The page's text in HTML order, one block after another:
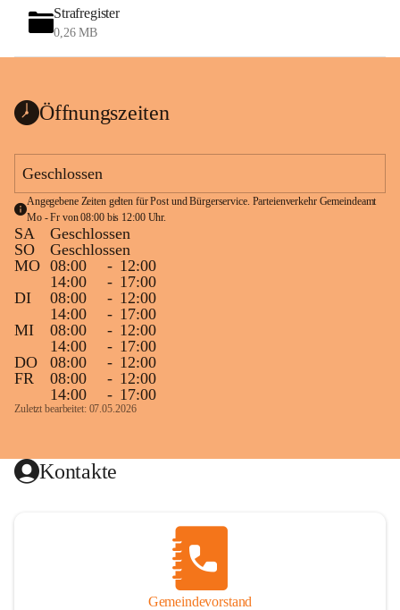
Strafregister
0,26 MB
Öffnungszeiten
Geschlossen
Angegebene Zeiten gelten für Post und Bürgerservice. Parteienverkehr Gemeindeamt
Mo - Fr von 08:00 bis 12:00 Uhr.
SA
Geschlossen
SO
Geschlossen
MO 08:00 - 12:00
14:00
- 17:00
DI
08:00 - 12:00
14:00
- 17:00
MI
08:00 - 12:00
14:00
- 17:00
DO
08:00 - 12:00
FR
08:00 - 12:00
14:00
- 17:00
Zuletzt bearbeitet: 07.05.2026
Kontakte
Gemeindevorstand